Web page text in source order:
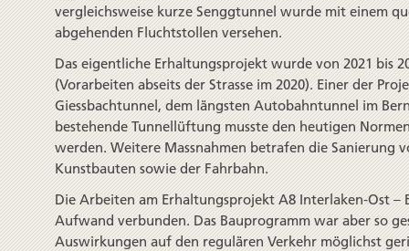
vergleichsweise kurze Sengg­tunnel wurde mit einem
abgehenden Fluchtstollen versehen.
Das eigentliche Erhaltungs­projekt wurde von 2021 bis
(Vorarbeiten abseits der Strasse im 2020). Einer der
Giessbach­tunnel, dem längsten Autobahn­tunnel im
bestehende Tunnel­lüftung musste den heutigen
werden. Weitere Mass­nahmen betrafen die Sanierung
Kunstbauten sowie der Fahrbahn.
Die Arbeiten am Erhaltungs­projekt A8 Interlaken-Ost –
Aufwand verbunden. Das Bau­programm war aber so
Auswirkungen auf den regulären Verkehr möglichst